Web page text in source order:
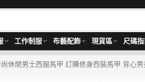
工作制服 布藝配飾 現貨區 尺碼
休閒男士西服馬甲 訂購修身西裝馬甲 背心